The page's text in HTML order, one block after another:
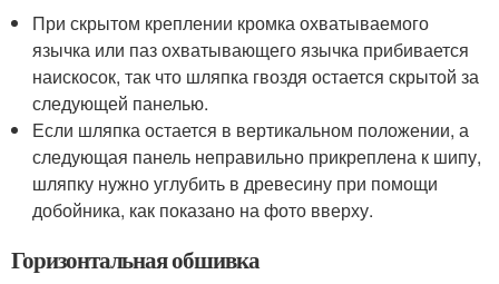
При скрытом креплении кромка охватываемого
язычка или паз охватывающего язычка прибивается
наискосок, так что шляпка гвоздя остается скрытой за
следующей панелью.
Если шляпка остается в вертикальном положении, а
следующая панель неправильно прикреплена к шипу,
шляпку нужно углубить в древесину при помощи
добойника, как показано на фото вверху.
Горизонтальная обшивка